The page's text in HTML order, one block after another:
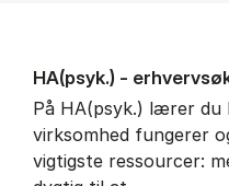
HA(psyk.) -
På HA(psyk.) lærer
virksomhed fungerer
vigtigste ressourcer: